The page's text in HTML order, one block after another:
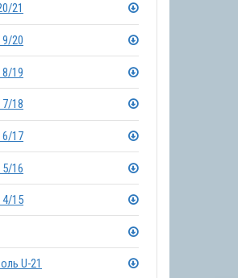
21
20
19
18
17
16
15
U-21